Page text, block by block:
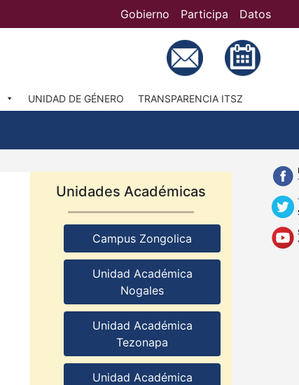
Gobierno Participa Datos
UNIDAD DE GÉNERO TRANSPARENCIA ITSZ
Unidades Académicas
Campus Zongolica
Unidad Académica
Nogales
Unidad Académica
Tezonapa
Unidad Académica